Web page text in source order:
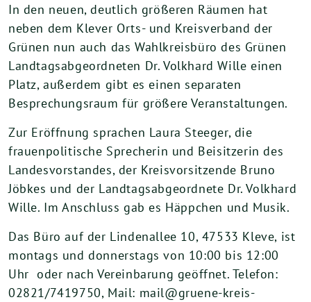
In den neuen, deutlich größeren Räumen hat
neben dem Klever Orts- und Kreisverband der
Grünen nun auch das Wahlkreisbüro des Grünen
Landtagsabgeordneten Dr. Volkhard Wille einen
Platz, außerdem gibt es einen separaten
Besprechungsraum für größere Veranstaltungen.
Zur Eröffnung sprachen Laura Steeger, die
frauenpolitische Sprecherin und Beisitzerin des
Landesvorstandes, der Kreisvorsitzende Bruno
Jöbkes und der Landtagsabgeordnete Dr. Volkhard
Wille. Im Anschluss gab es Häppchen und Musik.
Das Büro auf der Lindenallee 10, 47533 Kleve, ist
montags und donnerstags von 10:00 bis 12:00
Uhr oder nach Vereinbarung geöffnet. Telefon:
02821/7419750, Mail: mail@gruene-kreis-